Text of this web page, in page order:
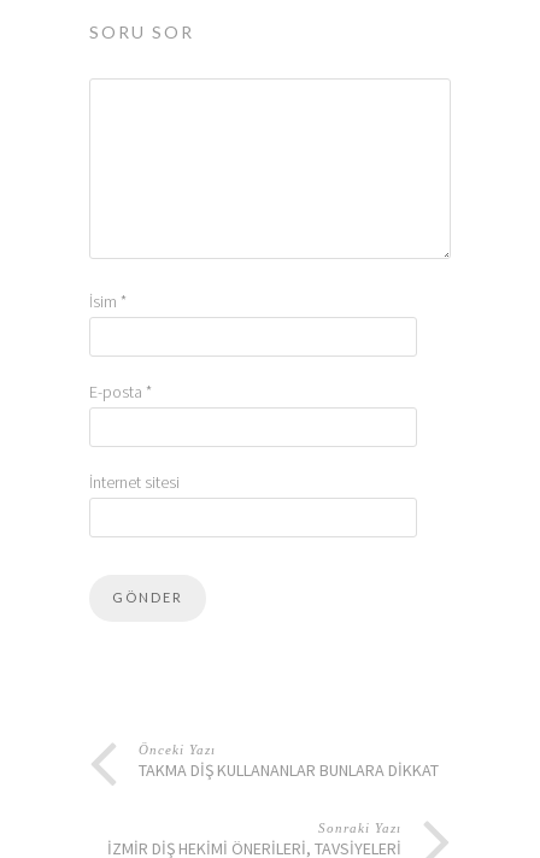
SORU SOR
İsim *
E-posta *
İnternet sitesi
Önceki Yazı
TAKMA DIŞ KULLANANLAR BUNLARA DIKKAT
Sonraki Yazı
İZMIR DIŞ HEKIMI ÖNERILERI, TAVSIYELERI